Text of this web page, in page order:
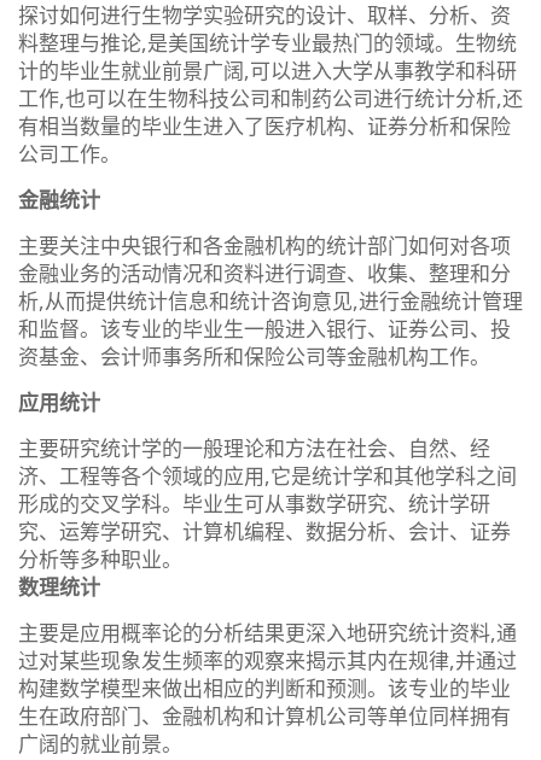
探讨如何进行生物学实验研究的设计、取样、分析、资
料整理与推论,是美国统计学专业最热门的领域。生物统
计的毕业生就业前景广阔,可以进入大学从事教学和科研
工作,也可以在生物科技公司和制药公司进行统计分析,还
有相当数量的毕业生进入了医疗机构、证券分析和保险
公司工作。
金融统计
主要关注中央银行和各金融机构的统计部门如何对各项
金融业务的活动情况和资料进行调查、收集、整理和分
析,从而提供统计信息和统计咨询意见,进行金融统计管理
和监督。该专业的毕业生一般进入银行、证券公司、投
资基金、会计师事务所和保险公司等金融机构工作。
应用统计
主要研究统计学的一般理论和方法在社会、自然、经
济、工程等各个领域的应用,它是统计学和其他学科之间
形成的交叉学科。毕业生可从事数学研究、统计学研
究、运筹学研究、计算机编程、数据分析、会计、证券
分析等多种职业。
数理统计
主要是应用概率论的分析结果更深入地研究统计资料,通
过对某些现象发生频率的观察来揭示其内在规律,并通过
构建数学模型来做出相应的判断和预测。该专业的毕业
生在政府部门、金融机构和计算机公司等单位同样拥有
广阔的就业前景。